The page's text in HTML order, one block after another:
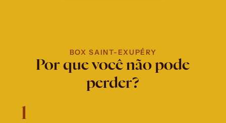
BOX SAINT-EXUPÉRY
Por que você não pode
perder?
1